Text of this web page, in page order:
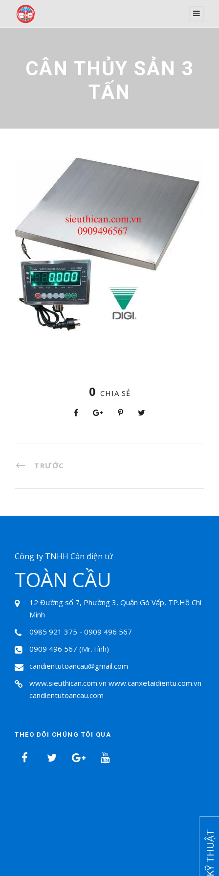
CÂN THỦY SẢN 3
TẤN
0 CHIA SẺ
TRƯỚC
Công ty TNHH Cân điện tử
TOÀN CẦU
12 Đường số 7, Phường 3, Quận Gò Vấp, TP.Hồ Chí
Minh
0985 921 375 - 0909 496 567
0909 496 567 (Mr.Tính)
candientutoancau@gmail.com
www.sieuthican.com.vn www.canxetaidientu.com.vn
candientutoancau.com
THEO DÕI CHÚNG TÔI QUA